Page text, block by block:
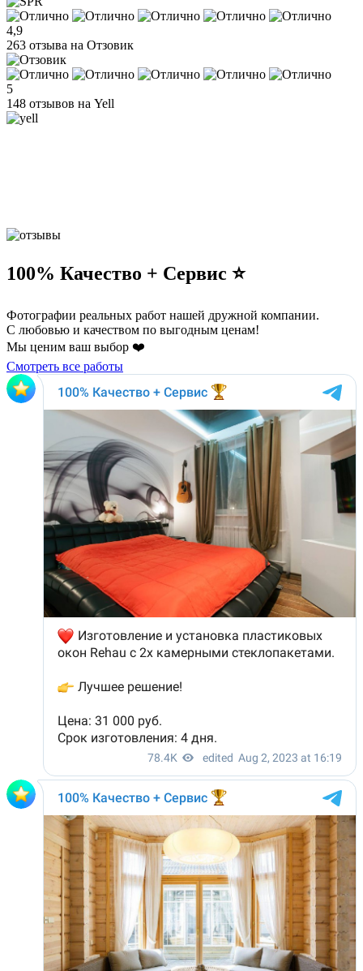
4,9
263 отзыва на Отзовик
5
148 отзывов на Yell
100% Качество + Сервис ⭐️
Фотографии реальных работ нашей дружной компании.
С любовью и качеством по выгодным ценам!
Мы ценим ваш выбор ❤️
Смотреть все работы